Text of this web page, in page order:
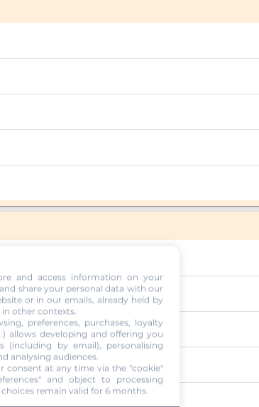
and access information on your
share your personal data with our
or in our emails, already held by
other contexts.
preferences, purchases, loyalty
allows developing and offering you
(including by email), personalising
analysing audiences.
consent at any time via the "cookie"
and object to processing
remain valid for 6 months.